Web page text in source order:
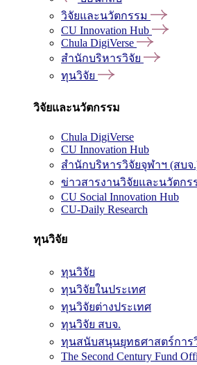
วิจัยและนวัตกรรม
CU Innovation Hub
Chula DigiVerse
สำนักบริหารวิจัย
ทุนวิจัย
วิจัยและนวัตกรรม
Chula DigiVerse
CU Innovation Hub
สำนักบริหารวิจัยจุฬาฯ (สบจ
ข่าวสารงานวิจัยและนวัตกร
CU Social Innovation Hub
CU-Daily Research
ทุนวิจัย
ทุนวิจัย
ทุนวิจัยในประเทศ
ทุนวิจัยต่างประเทศ
ทุนวิจัย สบจ.
ทุนสนับสนุนยุทธศาสตร์การ
The Second Century Fund